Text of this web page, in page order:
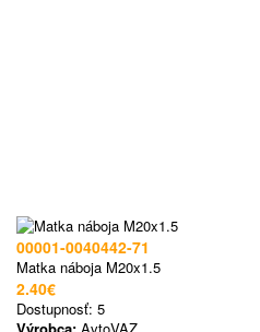
00001-0040442-71
Matka náboja M20x1.5
2.40€
Dostupnosť: 5